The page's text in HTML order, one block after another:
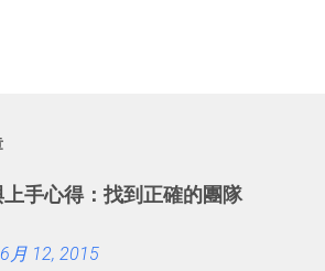
手心得：找到正確的團隊
6月 12, 2015